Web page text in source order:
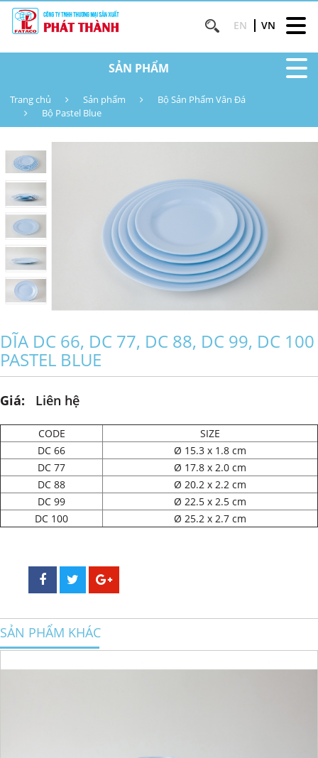
EN VN
SẢN PHẨM
Trang chủ Sản phẩm
Bộ Sản Phẩm Vân Đá
Bộ Pastel Blue
DĨA DC 66, DC 77, DC 88, DC 99, DC 100
PASTEL BLUE
Giá: Liên hệ
CODE
SIZE
DC 66
Ø 15.3 x 1.8 cm
DC 77
Ø 17.8 x 2.0 cm
DC 88
Ø 20.2 x 2.2 cm
DC 99
Ø 22.5 x 2.5 cm
DC 100
Ø 25.2 x 2.7 cm
SẢN PHẨM KHÁC